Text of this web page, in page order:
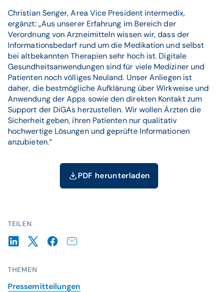
TEILEN
THEMEN
Pressemitteilungen
Christian Senger, Area Vice President intermedix,
ergänzt: „Aus unserer Erfahrung im Bereich der
Verordnung von Arzneimitteln wissen wir, dass der
Informationsbedarf rund um die Medikation und selbst
bei altbekannten Therapien sehr hoch ist. Digitale
Gesundheitsanwendungen sind für viele Mediziner und
Patienten noch völliges Neuland. Unser Anliegen ist
daher, die bestmögliche Aufklärung über Wirkweise und
Anwendung der Apps sowie den direkten Kontakt zum
Support der DiGAs herzustellen. Wir wollen Ärzten die
Sicherheit geben, ihren Patienten nur qualitativ
hochwertige Lösungen und geprüfte Informationen
anzubieten.“
PDF herunterladen